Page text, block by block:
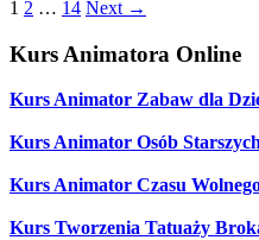
1 2 … 14 Next →
Kurs Animatora Online
Kurs Animator Zabaw dla
Kurs Animator Osób
Kurs Animator Czasu
Kurs Tworzenia Tatuaży